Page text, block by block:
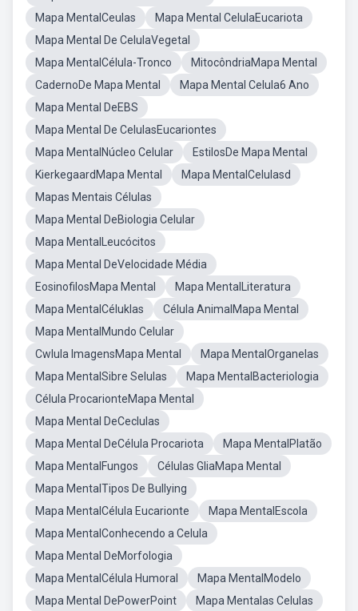
Mapa MentalCeulas
Mapa Mental CelulaEucariota
Mapa Mental De CelulaVegetal
Mapa MentalCélula-Tronco
MitocôndriaMapa Mental
CadernoDe Mapa Mental
Mapa Mental Celula6 Ano
Mapa Mental DeEBS
Mapa Mental De CelulasEucariontes
Mapa MentalNúcleo Celular
EstilosDe Mapa Mental
KierkegaardMapa Mental
Mapa MentalCelulasd
Mapas Mentais Células
Mapa Mental DeBiologia Celular
Mapa MentalLeucócitos
Mapa Mental DeVelocidade Média
EosinofilosMapa Mental
Mapa MentalLiteratura
Mapa MentalCéluklas
Célula AnimalMapa Mental
Mapa MentalMundo Celular
Cwlula ImagensMapa Mental
Mapa MentalOrganelas
Mapa MentalSibre Selulas
Mapa MentalBacteriologia
Célula ProcarionteMapa Mental
Mapa Mental DeCeclulas
Mapa Mental DeCélula Procariota
Mapa MentalPlatão
Mapa MentalFungos
Células GliaMapa Mental
Mapa MentalTipos De Bullying
Mapa MentalCélula Eucarionte
Mapa MentalEscola
Mapa MentalConhecendo a Celula
Mapa Mental DeMorfologia
Mapa MentalCélula Humoral
Mapa MentalModelo
Mapa Mental DePowerPoint
Mapa Mentalas Celulas